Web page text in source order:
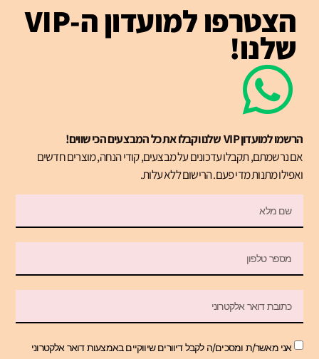
הצטרפו למועדון ה-VIP
שלנו!
הרשמו למועדון VIP שלנו וקבלו את כל המבצעים הכי שווים!
אם נרשמתם, תקבלו עדכונים על מבצעים, קודי הנחה, מוצרים חדשים
ואפילו מתנות מדי פעם. הרישום ללא עלות.
אני מאשר/ת ומסכים/ה לקבל דיוורים שיווקיים באמצעות דואר אלקטרוני